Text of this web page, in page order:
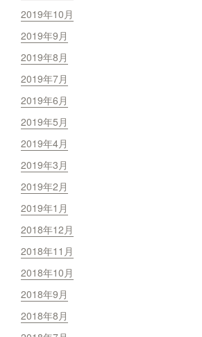
2019年10月
2019年9月
2019年8月
2019年7月
2019年6月
2019年5月
2019年4月
2019年3月
2019年2月
2019年1月
2018年12月
2018年11月
2018年10月
2018年9月
2018年8月